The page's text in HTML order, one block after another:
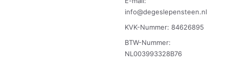
info@degeslepensteen.nl
KVK-Nummer: 84626895
BTW-Nummer:
NL003993328B76